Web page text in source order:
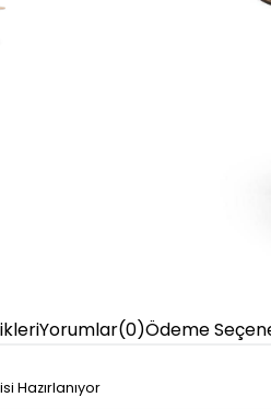
Yorumlar(0)Ödeme
Hazırlanıyor